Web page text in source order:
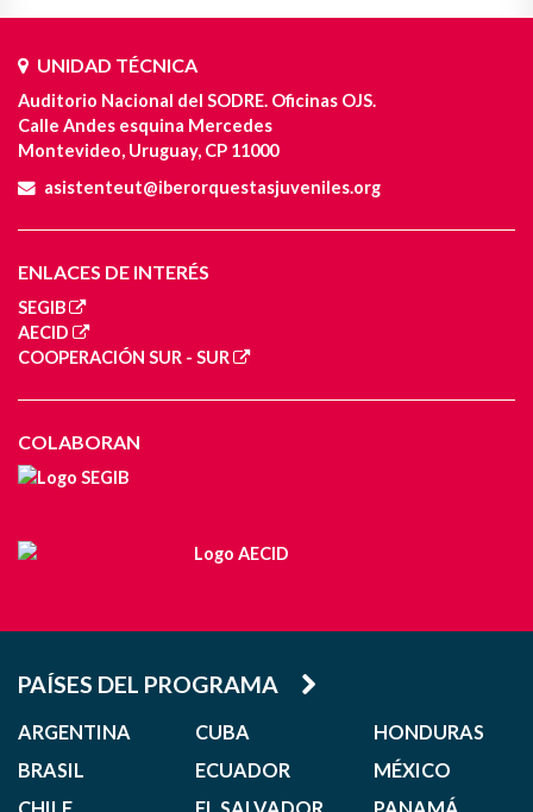
UNIDAD TÉCNICA
Auditorio Nacional del SODRE. Oficinas OJS.
Calle Andes esquina Mercedes
Montevideo, Uruguay, CP 11000
asistenteut@iberorquestasjuveniles.org
ENLACES DE INTERÉS
SEGIB
AECID
COOPERACIÓN SUR - SUR
COLABORAN
PAÍSES DEL PROGRAMA
ARGENTINA
BRASIL
CUBA
ECUADOR
HONDURAS
MÉXICO